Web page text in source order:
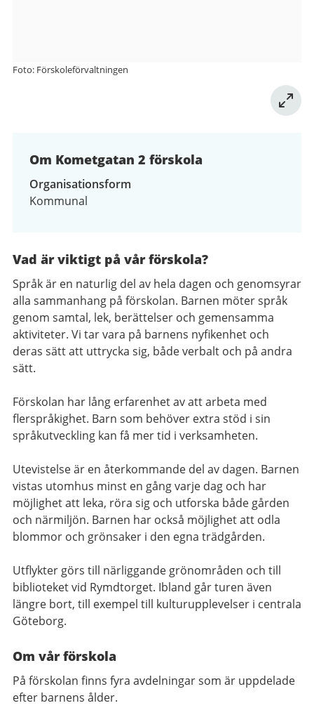
Foto: Förskoleförvaltningen
Om Kometgatan 2 förskola
Organisationsform
Kommunal
Vad är viktigt på vår förskola?
Språk är en naturlig del av hela dagen och genomsyrar
alla sammanhang på förskolan. Barnen möter språk
genom samtal, lek, berättelser och gemensamma
aktiviteter. Vi tar vara på barnens nyfikenhet och
deras sätt att uttrycka sig, både verbalt och på andra
sätt.
Förskolan har lång erfarenhet av att arbeta med
flerspråkighet. Barn som behöver extra stöd i sin
språkutveckling kan få mer tid i verksamheten.
Utevistelse är en återkommande del av dagen. Barnen
vistas utomhus minst en gång varje dag och har
möjlighet att leka, röra sig och utforska både gården
och närmiljön. Barnen har också möjlighet att odla
blommor och grönsaker i den egna trädgården.
Utflykter görs till närliggande grönområden och till
biblioteket vid Rymdtorget. Ibland går turen även
längre bort, till exempel till kulturupplevelser i centrala
Göteborg.
Om vår förskola
På förskolan finns fyra avdelningar som är uppdelade
efter barnens ålder.